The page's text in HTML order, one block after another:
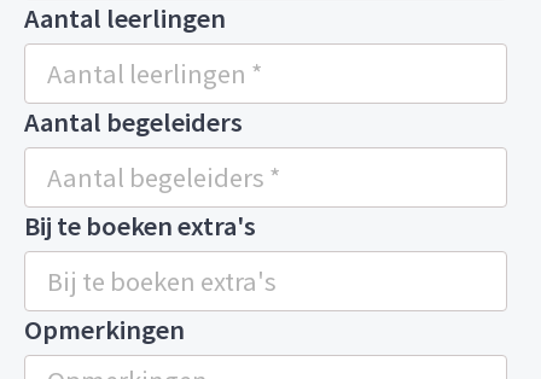
Aantal leerlingen
Aantal begeleiders
Bij te boeken extra's
Opmerkingen